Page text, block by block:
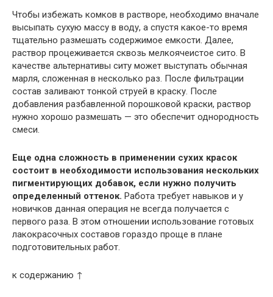
Чтобы избежать комков в растворе, необходимо вначале
высыпать сухую массу в воду, а спустя какое-то время
тщательно размешать содержимое емкости. Далее,
раствор процеживается сквозь мелкоячеистое сито. В
качестве альтернативы ситу может выступать обычная
марля, сложенная в несколько раз. После фильтрации
состав заливают тонкой струей в краску. После
добавления разбавленной порошковой краски, раствор
нужно хорошо размешать — это обеспечит однородность
смеси.
Еще одна сложность в применении сухих красок
состоит в необходимости использования нескольких
пигментирующих добавок, если нужно получить
определенный оттенок. Работа требует навыков и у
новичков данная операция не всегда получается с
первого раза. В этом отношении использование готовых
лакокрасочных составов гораздо проще в плане
подготовительных работ.
к содержанию ↑